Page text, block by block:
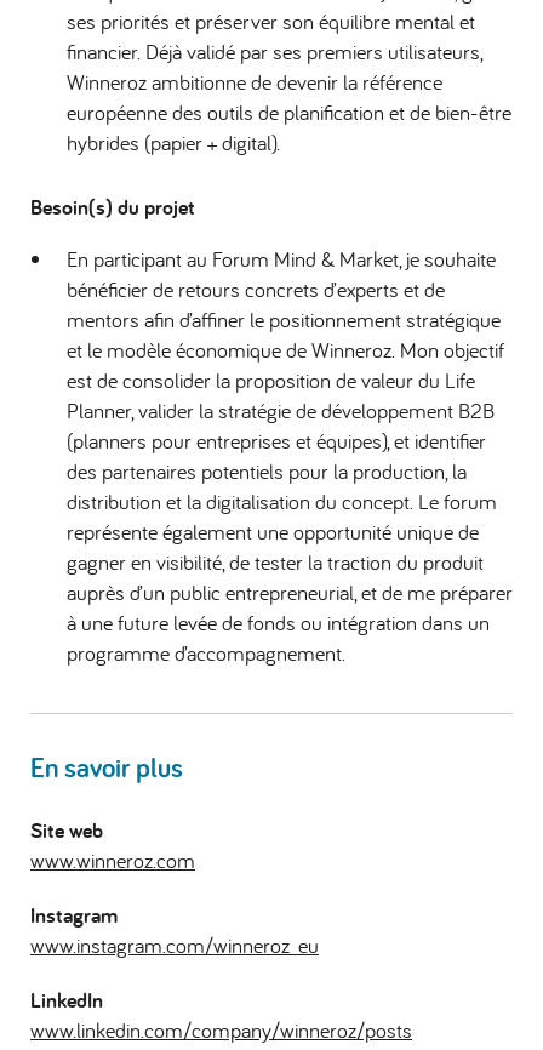
ses priorités et préserver son équilibre mental et
financier. Déjà validé par ses premiers utilisateurs,
Winneroz ambitionne de devenir la référence
européenne des outils de planification et de bien-être
hybrides (papier + digital).
Besoin(s) du projet
En participant au Forum Mind & Market, je souhaite
bénéficier de retours concrets d’experts et de
mentors afin d’affiner le positionnement stratégique
et le modèle économique de Winneroz. Mon objectif
est de consolider la proposition de valeur du Life
Planner, valider la stratégie de développement B2B
(planners pour entreprises et équipes), et identifier
des partenaires potentiels pour la production, la
distribution et la digitalisation du concept. Le forum
représente également une opportunité unique de
gagner en visibilité, de tester la traction du produit
auprès d’un public entrepreneurial, et de me préparer
à une future levée de fonds ou intégration dans un
programme d’accompagnement.
En savoir plus
Site web
www.winneroz.com
Instagram
www.instagram.com/winneroz_eu
LinkedIn
www.linkedin.com/company/winneroz/posts